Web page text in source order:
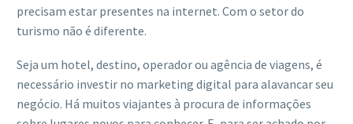
precisam estar presentes na internet. Com o setor do
turismo não é diferente.
Seja um hotel, destino, operador ou agência de viagens, é
necessário investir no marketing digital para alavancar seu
negócio. Há muitos viajantes à procura de informações